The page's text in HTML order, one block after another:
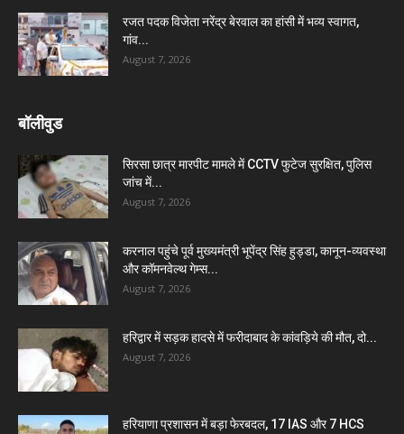
रजत पदक विजेता नरेंद्र बेरवाल का हांसी में भव्य स्वागत,
गांव...
August 7, 2026
बॉलीवुड
सिरसा छात्र मारपीट मामले में CCTV फुटेज सुरक्षित, पुलिस
जांच में...
August 7, 2026
करनाल पहुंचे पूर्व मुख्यमंत्री भूपेंद्र सिंह हुड्डा, कानून-व्यवस्था
और कॉमनवेल्थ गेम्स...
August 7, 2026
हरिद्वार में सड़क हादसे में फरीदाबाद के कांवड़िये की मौत, दो...
August 7, 2026
हरियाणा प्रशासन में बड़ा फेरबदल, 17 IAS और 7 HCS